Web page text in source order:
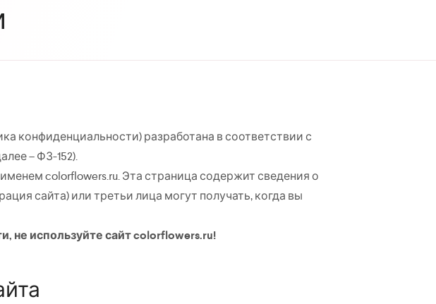
конфиденциальности) разработана в соответствии с
– ФЗ-152).
colorflowers.ru. Эта страница содержит сведения о
сайта) или третьи лица могут получать, когда вы
не используйте сайт colorflowers.ru!